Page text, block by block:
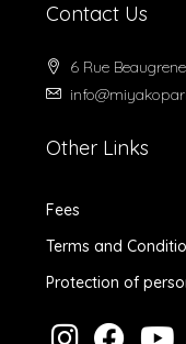
Contact Us
6 Rue
Other Links
Fees
Terms and
Protection of